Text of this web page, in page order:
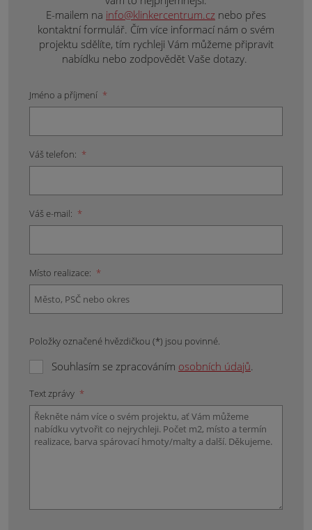
E-mailem na info@klinkercentrum.cz nebo přes
kontaktní formulář. Čím více informací nám o svém
projektu sdělíte, tím rychleji Vám můžeme připravit
nabídku nebo zodpovědět Vaše dotazy.
Jméno a příjmení *
Váš telefon: *
Váš e-mail: *
Místo realizace: *
Položky označené hvězdičkou (*) jsou povinné.
Souhlasím se zpracováním osobních údajů.
Text zprávy *